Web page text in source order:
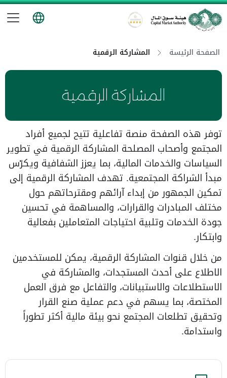
هيئة سوق المال
الصفحة الرئيسة المشاركة الرقمية
المشاركة الرقمية
توفر هذه الصفحة منصة تفاعلية تتيح لجميع أفراد
المجتمع وأصحاب المصلحة المشاركة الرقمية في تطوير
السياسات والخدمات المالية، بما يعزز الشفافية ويكرّس
مبدأ الشراكة المجتمعية. تهدف المشاركة الرقمية إلى
تمكين الجمهور من إبداء آرائهم ومقترحاتهم حول
مختلف المبادرات والقرارات، والمساهمة في تحسين
جودة الخدمات وتلبية احتياجات المتعاملين بفعالية
وابتكار.
من خلال قنوات المشاركة الرقمية، يمكن للمستخدمين
الاطلاع على أحدث المستجدات، والمشاركة في
الاستطلاعات والاستبيانات، والتفاعل مع فرق العمل
المختصة، بما يسهم في دعم عملية صنع القرار
وتحقيق تطلعات المجتمع نحو بيئة مالية أكثر تطوراً
واستدامة.